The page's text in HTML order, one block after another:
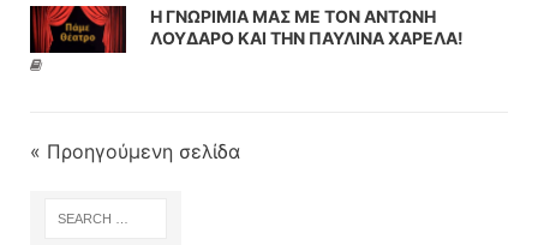
Η ΓΝΩΡΙΜΙΑ ΜΑΣ ΜΕ ΤΟΝ ΑΝΤΩΝΗ
ΛΟΥΔΑΡΟ ΚΑΙ ΤΗΝ ΠΑΥΛΙΝΑ ΧΑΡΕΛΑ!
« Προηγούμενη σελίδα